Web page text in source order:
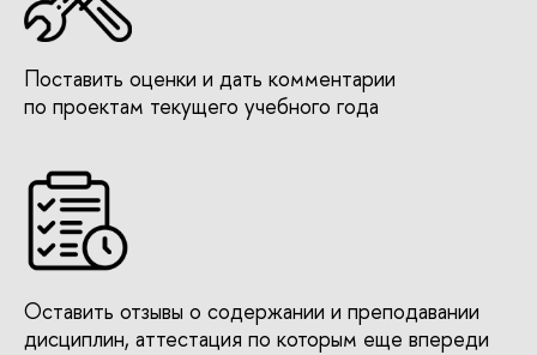
Поставить оценки и дать комментарии
по проектам текущего учебного года
Оставить отзывы о содержании и преподавании
дисциплин, аттестация по которым еще впереди